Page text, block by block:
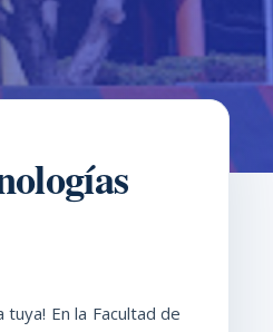
En la Facultad de